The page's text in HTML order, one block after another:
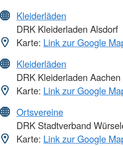
Kleiderläden
DRK Kleiderladen Alsdorf
Karte: Link zur Google
Kleiderläden
DRK Kleiderladen Aachen
Karte: Link zur Google
Ortsvereine
DRK Stadtverband
Karte: Link zur Google